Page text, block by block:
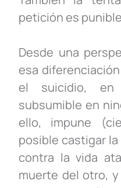
petición es
Desde una
esa
el suicidio,
subsumible en
ello, impune
posible castigar
contra la vida
muerte del otro,